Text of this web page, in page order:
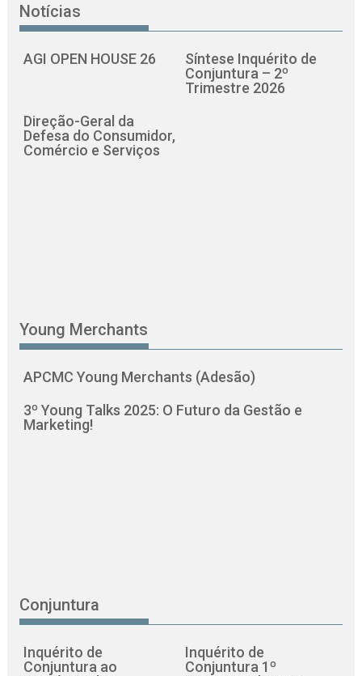
Notícias
AGI OPEN HOUSE 26
Síntese Inquérito de
Conjuntura – 2º
Trimestre 2026
Direção-Geral da
Defesa do Consumidor,
Comércio e Serviços
Young Merchants
APCMC Young Merchants (Adesão)
3º Young Talks 2025: O Futuro da Gestão e
Marketing!
Conjuntura
Inquérito de
Conjuntura ao
Inquérito de
Conjuntura 1º